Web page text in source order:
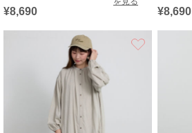
¥8,690
¥8,690